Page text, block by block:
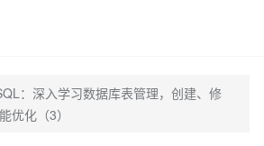
：深入学习数据库表管理，创建、修
优化（3）